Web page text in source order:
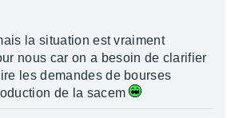
la situation est vraiment
nous car on a besoin de clarifier
les demandes de bourses
de la sacem